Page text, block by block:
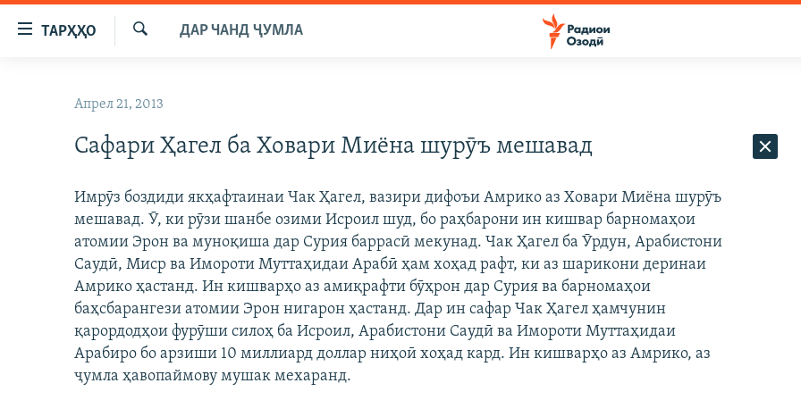
Пайвандҳои
дастрасӣ
ТАРҲҲО
ИҚТИСОД
ҚАЗИЯИ "КРОКУС"
ОСИЁИ МАРКАЗӢ
МЕҲМОНИ ОЗОДӢ
ВАРЗИШ
ГАПИ ОЗОД
РӮЗГОРИ МУҲОҶИР
ҶАНГ ДАР УКРАИНА
НАЗАРИ МАРДУМ
БЛОГИСТОН
ОЗОДӢ ОНЛАЙН
ЧАНДРАСОНАӢ
НИГОРИСТОН
РӮЙХАТҲО
КИТОБҲОИ ОЗОДӢ
ДАР ЧАНД ҶУМЛА
Апрел 21, 2013
Сафари Ҳагел ба Ховари Миёна шурӯъ мешавад
Имрӯз боздиди якҳафтаинаи Чак Ҳагел, вазири дифоъи Амрико аз Ховари Миёна шурӯъ
мешавад. Ӯ, ки рӯзи шанбе озими Исроил шуд, бо раҳбарони ин кишвар барномаҳои
атомии Эрон ва муноқиша дар Сурия баррасӣ мекунад. Чак Ҳагел ба Ӯрдун, Арабистони
Саудӣ, Миср ва Имороти Муттаҳидаи Арабӣ ҳам хоҳад рафт, ки аз шарикони деринаи
Амрико ҳастанд. Ин кишварҳо аз амиқрафти бӯҳрон дар Сурия ва барномаҳои
баҳсбарангези атомии Эрон нигарон ҳастанд. Дар ин сафар Чак Ҳагел ҳамчунин
қарордодҳои фурӯши силоҳ ба Исроил, Арабистони Саудӣ ва Имороти Муттаҳидаи
Арабиро бо арзиши 10 миллиард доллар ниҳоӣ хоҳад кард. Ин кишварҳо аз Амрико, аз
ҷумла ҳавопаймову мушак мехаранд.